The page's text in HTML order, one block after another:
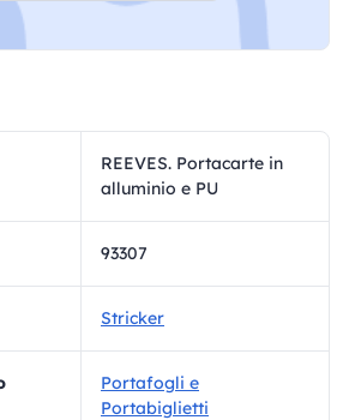
REEVES. Portacarte in
alluminio e PU
93307
Stricker
Portafogli e
Portabiglietti